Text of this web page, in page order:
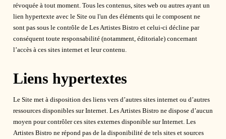
révoquée à tout moment. Tous les contenus, sites web ou autres ayant un
lien hypertexte avec le Site ou l'un des éléments qui le composent ne
sont pas sous le contrôle de Les Artistes Bistro et celui-ci décline par
conséquent toute responsabilité (notamment, éditoriale) concernant
l’accès à ces sites internet et leur contenu.
Liens hypertextes
Le Site met à disposition des liens vers d’autres sites internet ou d’autres
ressources disponibles sur Internet. Les Artistes Bistro ne dispose d’aucun
moyen pour contrôler ces sites externes disponible sur Internet. Les
Artistes Bistro ne répond pas de la disponibilité de tels sites et sources